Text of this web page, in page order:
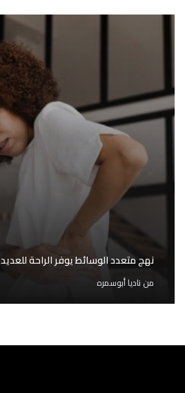
نهج متعدد الوسائط يوفر الراحة للعديد
من ناديا أبوسمره